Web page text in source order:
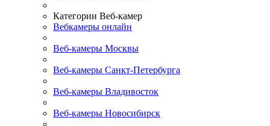
Категории Веб-камер
Вебкамеры онлайн
Веб-камеры Москвы
Веб-камеры Санкт-Петербурга
Веб-камеры Владивосток
Веб-камеры Новосибирск